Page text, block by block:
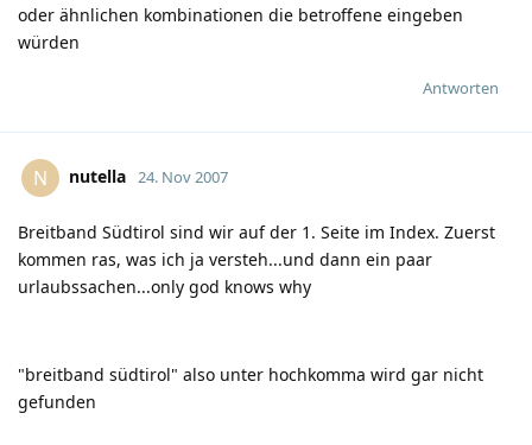
oder ähnlichen kombinationen die betroffene eingeben
würden
Antworten
N nutella 24. Nov 2007
Breitband Südtirol sind wir auf der 1. Seite im Index. Zuerst
kommen ras, was ich ja versteh...und dann ein paar
urlaubssachen...only god knows why
"breitband südtirol" also unter hochkomma wird gar nicht
gefunden